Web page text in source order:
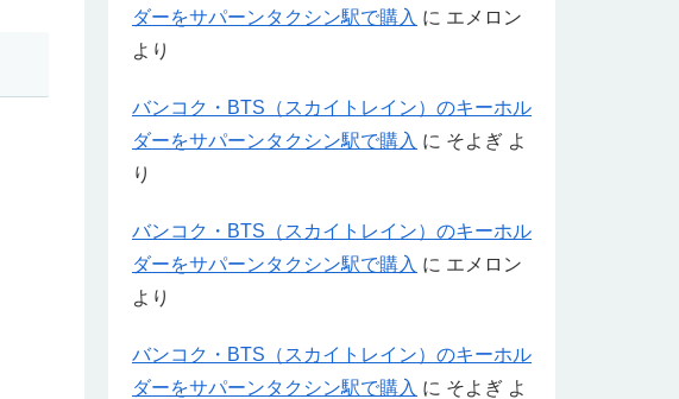
ダーをサパーンタクシン駅で購入 に エメロン
より
バンコク・BTS（スカイトレイン）のキーホル
ダーをサパーンタクシン駅で購入 に そよぎ よ
り
バンコク・BTS（スカイトレイン）のキーホル
ダーをサパーンタクシン駅で購入 に エメロン
より
バンコク・BTS（スカイトレイン）のキーホル
ダーをサパーンタクシン駅で購入 に そよぎ よ